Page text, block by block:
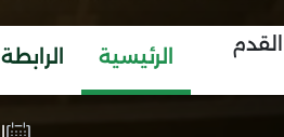
القدم
الرئيسية الرابطة